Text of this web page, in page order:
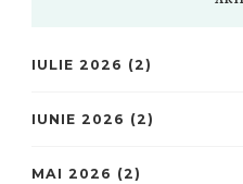
IULIE 2026 (2)
IUNIE 2026 (2)
MAI 2026 (2)